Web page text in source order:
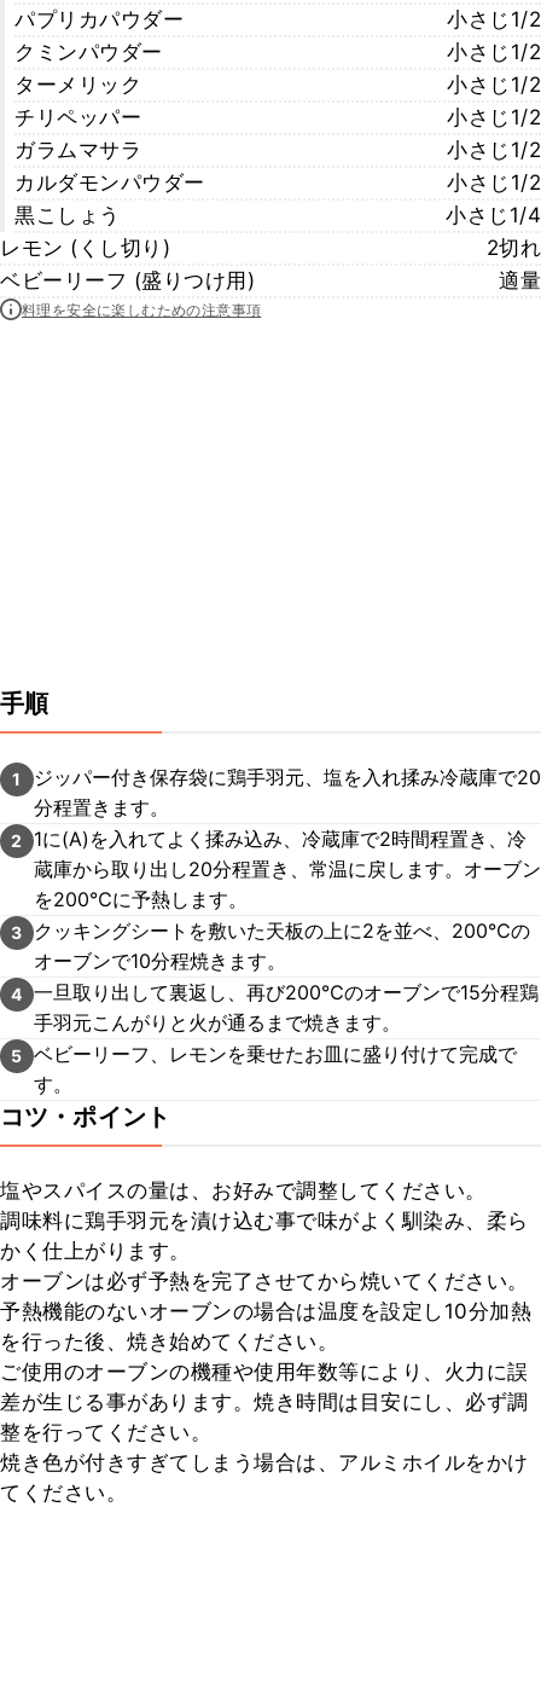
パプリカパウダー
小さじ1/2
クミンパウダー
小さじ1/2
ターメリック
小さじ1/2
チリペッパー
小さじ1/2
ガラムマサラ
小さじ1/2
カルダモンパウダー
小さじ1/2
黒こしょう
小さじ1/4
レモン (くし切り)
2切れ
ベビーリーフ (盛りつけ用)
適量
料理を安全に楽しむための注意事項
手順
1
ジッパー付き保存袋に鶏手羽元、塩を入れ揉み冷蔵庫で20
分程置きます。
2
1に(A)を入れてよく揉み込み、冷蔵庫で2時間程置き、冷
蔵庫から取り出し20分程置き、常温に戻します。オーブン
を200℃に予熱します。
3
クッキングシートを敷いた天板の上に2を並べ、200℃の
オーブンで10分程焼きます。
4 一旦取り出して裏返し、再び200℃のオーブンで15分程鶏
手羽元こんがりと火が通るまで焼きます。
5 ベビーリーフ、レモンを乗せたお皿に盛り付けて完成で
す。
コツ・ポイント
塩やスパイスの量は、お好みで調整してください。
調味料に鶏手羽元を漬け込む事で味がよく馴染み、柔ら
かく仕上がります。
オーブンは必ず予熱を完了させてから焼いてください。
予熱機能のないオーブンの場合は温度を設定し10分加熱
を行った後、焼き始めてください。
ご使用のオーブンの機種や使用年数等により、火力に誤
差が生じる事があります。焼き時間は目安にし、必ず調
整を行ってください。
焼き色が付きすぎてしまう場合は、アルミホイルをかけ
てください。